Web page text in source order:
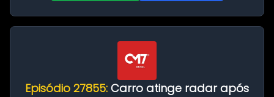
Episódio 27855: Carro atinge radar após